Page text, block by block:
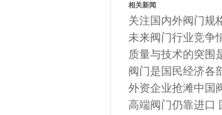
相关新闻
关注国内外阀门规
未来阀门行业竞争
质量与技术的突围
阀门是国民经济各
外资企业抢滩中国
高端阀门仍靠进口